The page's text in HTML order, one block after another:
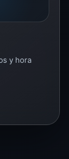
y hora